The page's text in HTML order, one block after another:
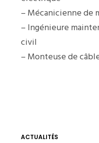
– Mécanicienne de
– Ingénieure
civil
– Monteuse de
ACTUALITÉS